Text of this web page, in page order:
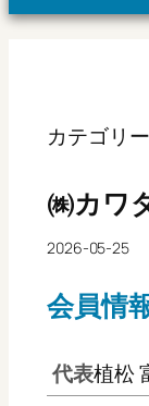
カテゴリ
㈱カワ
2026-05-25
会員情
代表植松